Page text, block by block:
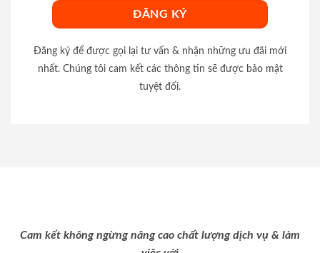
Đăng ký để được gọi lại tư vấn & nhận những ưu đãi mới
nhất. Chúng tôi cam kết các thông tin sẽ được bảo mật
tuyệt đối.
Cam kết không ngừng nâng cao chất lượng dịch vụ & làm